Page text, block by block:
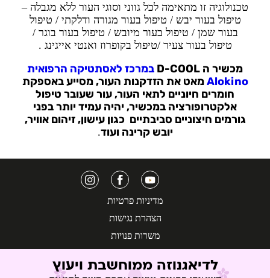
טכנולוגיה זו מתאימה לכל גווני וסוגי העור ללא מגבלה –
טיפול בעור יבש / טיפול בעור מגורה ודלקתי / טיפול
בעור שמן / טיפול בעור מיובש / טיפול בעור בוגר /
טיפול בעור צעיר /טיפול בקופרוז ואנטי אייגינג .
מכשיר ה D-COOL
במרכז לאסתטיקה הרפואית
Alokinoמאט את הזדקנות העור, מסייע באספקת
חומרים חיוניים לתאי העור, עור שעובר טיפול
אלקטרופורציה במכשיר, יהיה עמיד יותר בפני
גורמים חיצוניים סביבתיים כגון עישון, זיהום אוויר,
יובש קרינה ועוד.
לדיאגנוזה ממוחשבת ויעוץ
משה לוי 11 ראשון לציון
משרות פנויות
הצהרת נגישות
מדיניות פרטיות